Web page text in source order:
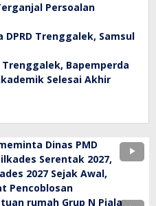
Persoalan
Bapemperda
Selesai Akhir
2027 Sejak Awal,
Pencoblosan